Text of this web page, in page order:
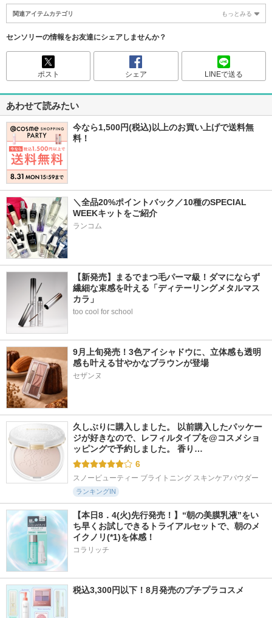
関連アイテムカテゴリ もっとみる
センソリーの情報をお友達にシェアしませんか？
ポスト シェア LINEで送る
あわせて読みたい
今なら1,500円(税込)以上のお買い上げで送料無
料！
＼全品20%ポイントバック／10種のSPECIAL
WEEKキットをご紹介
ランコム
【新発売】まるでまつ毛パーマ級！ダマにならず
繊細な束感を叶える「ディテーリングメタルマス
カラ」
too cool for school
9月上旬発売！3色アイシャドウに、立体感も透明
感も叶える甘やかなブラウンが登場
久しぶりに購入しました。 以前購入したパッケー
ジが好きなので、レフィルタイプを@コスメショ
ッピングで予約しました。 香り…
6
スノービューティー ブライトニング スキンケアパウダー
ランキングIN
【本日8．4(火)先行発売！】“朝の美膜乳液”をい
ち早くお試しできるトライアルセットで、朝のメ
イクノリ(*1)を体感！
コラリッチ
税込3,300円以下！8月発売のプチプラコスメ